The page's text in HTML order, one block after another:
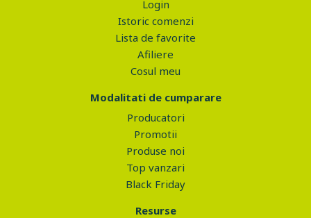
Login
Istoric comenzi
Lista de favorite
Afiliere
Cosul meu
Modalitati de cumparare
Producatori
Promotii
Produse noi
Top vanzari
Black Friday
Resurse